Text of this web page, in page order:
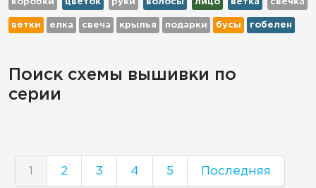
коробки цветок руки волосы лицо ветка свечка
ветки елка свеча крылья подарки бусы гобелен
Поиск схемы вышивки по
серии
1 2 3 4 5 Последняя